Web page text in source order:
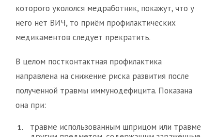
которого укололся медработник, покажут, что у
него нет ВИЧ, то приём профилактических
медикаментов следует прекратить.
В целом постконтактная профилактика
направлена на снижение риска развития после
полученной травмы иммунодефицита. Показана
она при:
травме использованным шприцом или травме